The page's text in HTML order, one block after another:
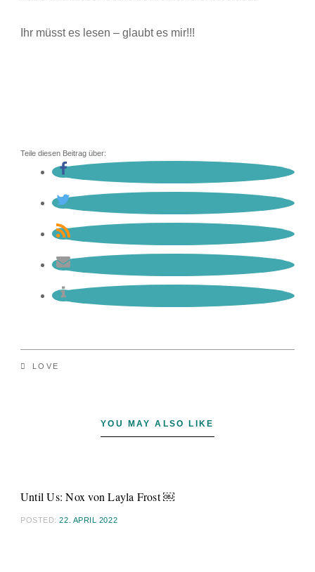
Ihr müsst es lesen – glaubt es mir!!!
Teile diesen Beitrag über:
LOVE
YOU MAY ALSO LIKE
Until Us: Nox von Layla Frost ￼
POSTED:22. APRIL 2022